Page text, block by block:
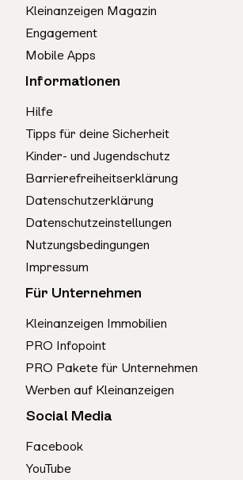
Kleinanzeigen Magazin
Engagement
Mobile Apps
Informationen
Hilfe
Tipps für deine Sicherheit
Kinder- und Jugendschutz
Barrierefreiheitserklärung
Datenschutzerklärung
Datenschutzeinstellungen
Nutzungsbedingungen
Impressum
Für Unternehmen
Kleinanzeigen Immobilien
PRO Infopoint
PRO Pakete für Unternehmen
Werben auf Kleinanzeigen
Social Media
Facebook
YouTube